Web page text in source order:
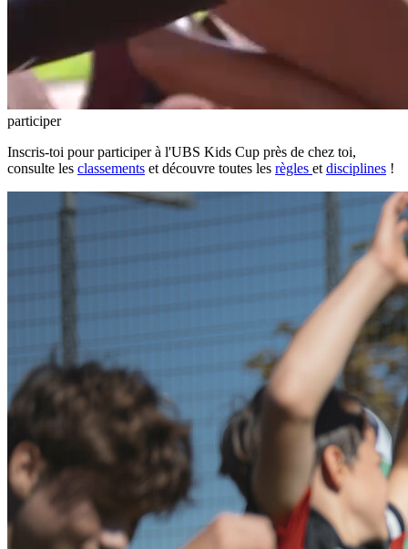
participer
Inscris-toi pour participer à l'UBS Kids Cup près de chez toi,
consulte les classements et découvre toutes les règles et disciplines !